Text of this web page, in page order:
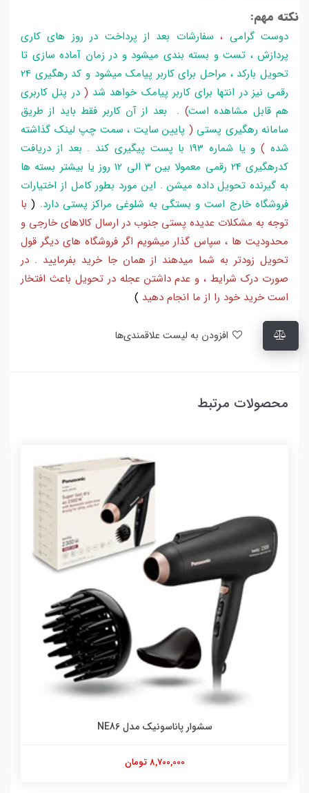
نکته مهم:
دوست گرامی ،سفارشات بعد از پرداخت در روز های کاری
پردازش ، تست و بسته بندی میشود و در زمان آماده سازی تا
تحویل بارکد ، مراحل برای کاربر پیامک میشود و کد رهگیری 24
رقمی نیز در انتها برای کاربر پیامک خواهد شد ( در پنل کاربری
هم قابل مشاهده است) . بعد از آن کاربر فقط باید از طریق
سامانه رهگیری پستی ( پایین سایت ، سمت چپ لینک گذاشته
شده )
و یا شماره 193 با پست پیگیری کند . بعد از دریافت
کدرهگیری 24 رقمی معمولا بین 3 الی 12 روز یا بیشتر بسته ها
به گیرنده تحویل داده میشن . این مورد بطور کامل از اختیارات
فروشگاه خارج است و بستگی به شلوغی مراکز پستی دارد.
(با
توجه به مشکلات عدیده پستی جنوب در ارسال کالاهای خارجی و
محدودیت ها ، سپاس گذار میشویم اگر فروشگاه های دیگر قول
تحویل زودتر به شما میدهند از همان جا خرید بفرمایید . در
صورت درک شرایط ، و عدم داشتن عجله در تحویل باعث افتخار
است خرید خود را از ما انجام دهید )
محصولات مرتبط
سشوار پاناسونیک مدل NE86
8,700,000 تومان